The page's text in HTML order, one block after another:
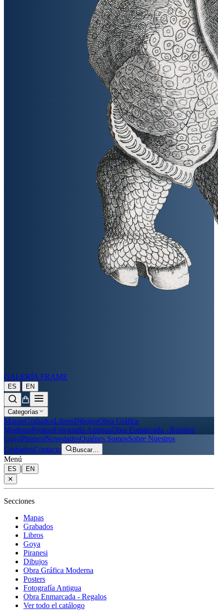
GALERÍA FRAME
ES | EN
Categorías
MapasGrabadosLibrosDibujosObra Gráfica
ModernaPostersFotografía AntiguaObra Enmarcada - Regalos
GoyaPiranesiNovedadesQuiénes SomosSobre Nuestros
GrabadosContacto Buscar…
Menú
ES |
EN
✕
Secciones
Mapas
Grabados
Libros
Goya
Piranesi
Dibujos
Obra Gráfica Moderna
Posters
Fotografía Antigua
Obra Enmarcada - Regalos
Ver todo el catálogo